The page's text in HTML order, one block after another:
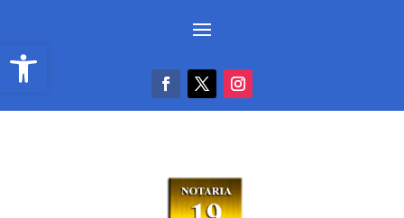
Abrir barra de herramientas